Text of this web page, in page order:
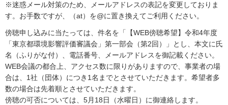
※迷惑メール対策のため、メールアドレスの表記を変更しておりま
す。お手数ですが、（at）を@に置き換えてご利用ください。
傍聴申し込みに当たっては、件名を「【WEB傍聴希望】令和4年度
「東京都環境影響評価審議会」第一部会（第2回）」とし、本文に氏
名（ふりがな付）、電話番号、メールアドレスを御記載ください。
WEB会議の都合上、アクセス数に限りがありますので、事業者の場
合は、1社（団体）につき1名までとさせていただきます。希望者多
数の場合は先着順とさせていただきます。
傍聴の可否については、5月18日（水曜日）に御連絡します。